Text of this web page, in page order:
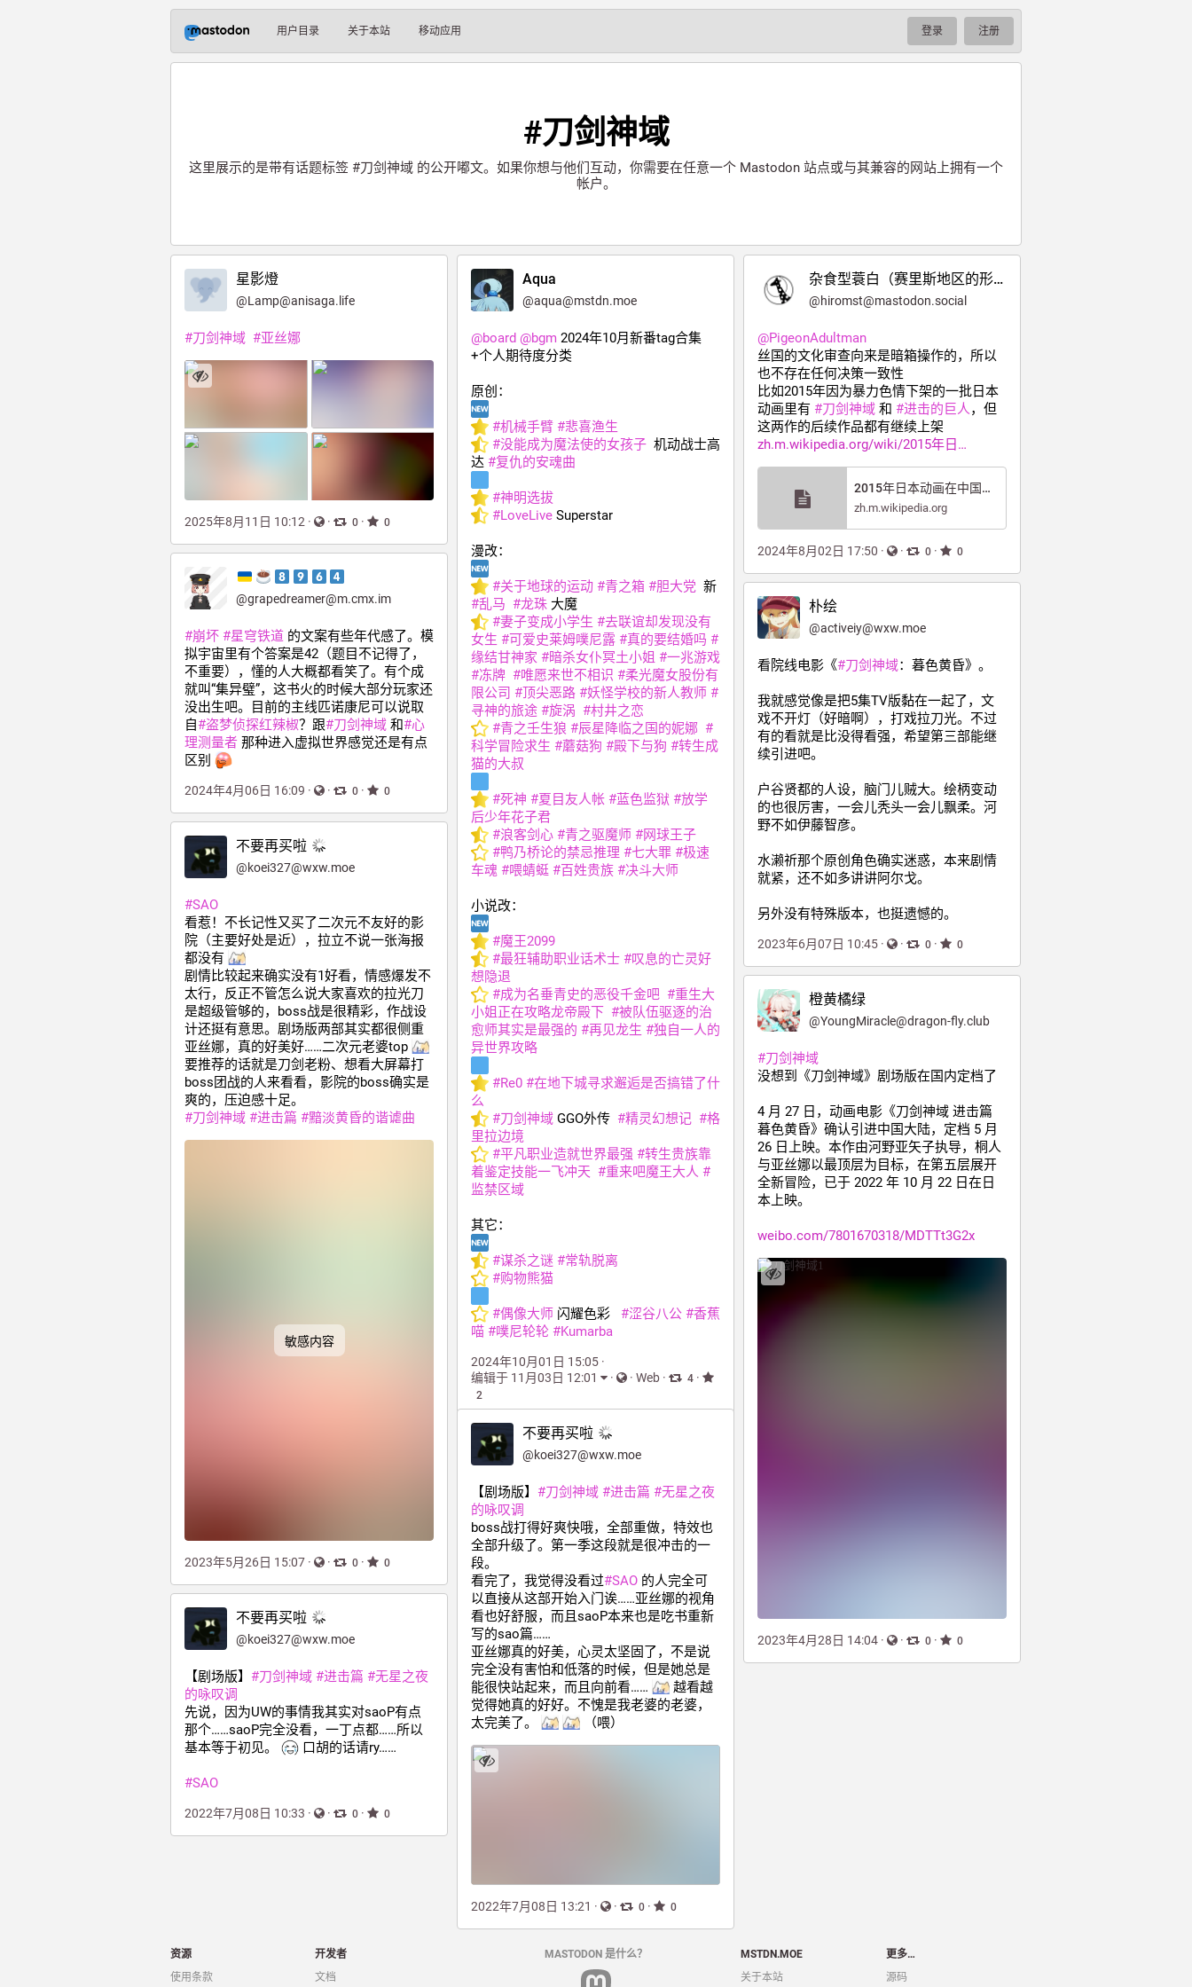
用户目录 关于本站 移动应用 登录 注册
#刀剑神域
这里展示的是带有话题标签 #刀剑神域 的公开嘟文。如果你想与他们互动，你需要在任意一个 Mastodon 站点或与其兼容的网站上拥有一个
帐户。
星影燈
@Lamp@anisaga.life
#刀剑神域 #亚丝娜
2025年8月11日 10:12 · · 0 · 0
Aqua
@aqua@mstdn.moe
@board @bgm 2024年10月新番tag合集
+个人期待度分类
原创：
#机械手臂 #悲喜渔生
#没能成为魔法使的女孩子
  机动战士高
达 #复仇的安魂曲
#神明选拔
#LoveLive Superstar
漫改：
#关于地球的运动 #青之箱 #胆大党
#乱马 #龙珠 大魔
#妻子变成小学生 #去联谊却发现没有
女生 #可爱史莱姆噗尼露 #真的要结婚吗 #
缘结甘神家 #暗杀女仆冥土小姐 #一兆游戏
#冻牌 #唯愿来世不相识 #柔光魔女股份有
限公司 #顶尖恶路 #妖怪学校的新人教师 #
寻神的旅途 #旋涡 #村井之恋
#青之壬生狼 #辰星降临之国的妮娜 #
科学冒险求生 #蘑菇狗 #殿下与狗 #转生成
猫的大叔
#死神 #夏目友人帐 #蓝色监狱 #放学
后少年花子君
#浪客剑心 #青之驱魔师 #网球王子
#鸭乃桥论的禁忌推理 #七大罪 #极速
车魂 #喂蜻蜓 #百姓贵族 #决斗大师
小说改：
#魔王2099
#最狂辅助职业话术士 #叹息的亡灵好
想隐退
#成为名垂青史的恶役千金吧 #重生大
小姐正在攻略龙帝殿下 #被队伍驱逐的治
愈师其实是最强的 #再见龙生 #独自一人的
异世界攻略
#Re0 #在地下城寻求邂逅是否搞错了什
么
#刀剑神域 GGO外传 #精灵幻想记 #格
里拉边境
#平凡职业造就世界最强 #转生贵族靠
着鉴定技能一飞冲天 #重来吧魔王大人 #
监禁区域
其它：
#谋杀之谜 #常轨脱离
#购物熊猫
#偶像大师 闪耀色彩 #涩谷八公 #香蕉
喵 #噗尼轮轮 #Kumarba
2024年10月01日 15:05 ·
编辑于 11月03日 12:01
· · Web · 4 ·
2
杂食型蓑白（赛里斯地区的形态）
@hiromst@mastodon.social
@PigeonAdultman
丝国的文化审查向来是暗箱操作的，所以
也不存在任何决策一致性
比如2015年因为暴力色情下架的一批日本
动画里有 #刀剑神域 和 #进击的巨人，但
这两作的后续作品都有继续上架
zh.m.wikipedia.org/wiki/2015年日
2015年日本动画在中国大陆下架事件 - 维基百科，自由的百科全书
zh.m.wikipedia.org
2024年8月02日 17:50 · · 0 · 0
@grapedreamer@m.cmx.im
#崩坏 #星穹铁道 的文案有些年代感了。模
拟宇宙里有个答案是42（题目不记得了，
不重要），懂的人大概都看笑了。有个成
就叫“集异璧”，这书火的时候大部分玩家还
没出生吧。目前的主线匹诺康尼可以说取
自#盗梦侦探红辣椒？跟#刀剑神域 和#心
理测量者 那种进入虚拟世界感觉还是有点
区别
2024年4月06日 16:09 · · 0 · 0
朴绘
@activeiy@wxw.moe
看院线电影《#刀剑神域：暮色黄昏》。
我就感觉像是把5集TV版黏在一起了，文
戏不开灯（好暗啊），打戏拉刀光。不过
有的看就是比没得看强，希望第三部能继
续引进吧。
户谷贤都的人设，脑门儿贼大。绘柄变动
的也很厉害，一会儿秃头一会儿飘柔。河
野不如伊藤智彦。
水濑祈那个原创角色确实迷惑，本来剧情
就紧，还不如多讲讲阿尔戈。
另外没有特殊版本，也挺遗憾的。
2023年6月07日 10:45 · · 0 · 0
不要再买啦
@koei327@wxw.moe
#SAO
看惹！不长记性又买了二次元不友好的影
院（主要好处是近），拉立不说一张海报
都没有
剧情比较起来确实没有1好看，情感爆发不
太行，反正不管怎么说大家喜欢的拉光刀
是超级管够的，boss战是很精彩，作战设
计还挺有意思。剧场版两部其实都很侧重
亚丝娜，真的好美好……二次元老婆top
要推荐的话就是刀剑老粉、想看大屏幕打
boss团战的人来看看，影院的boss确实是
爽的，压迫感十足。
#刀剑神域 #进击篇 #黯淡黄昏的谐谑曲
敏感内容
2023年5月26日 15:07 · · 0 · 0
橙黄橘绿
@YoungMiracle@dragon-fly.club
#刀剑神域
没想到《刀剑神域》剧场版在国内定档了
4 月 27 日，动画电影《刀剑神域 进击篇
暮色黄昏》确认引进中国大陆，定档 5 月
26 日上映。本作由河野亚矢子执导，桐人
与亚丝娜以最顶层为目标，在第五层展开
全新冒险，已于 2022 年 10 月 22 日在日
本上映。
weibo.com/7801670318/MDTTt3G2x
2023年4月28日 14:04 · · 0 · 0
不要再买啦
@koei327@wxw.moe
【剧场版】 #刀剑神域 #进击篇 #无星之夜
的咏叹调
boss战打得好爽快哦，全部重做，特效也
全部升级了。第一季这段就是很冲击的一
段。
看完了，我觉得没看过#SAO 的人完全可
以直接从这部开始入门诶……亚丝娜的视角
看也好舒服，而且saoP本来也是吃书重新
写的sao篇……
亚丝娜真的好美，心灵太坚固了，不是说
完全没有害怕和低落的时候，但是她总是
能很快站起来，而且向前看……
越看越
觉得她真的好好。不愧是我老婆的老婆，
太完美了。
（喂）
2022年7月08日 13:21 · · 0 · 0
不要再买啦
@koei327@wxw.moe
【剧场版】 #刀剑神域 #进击篇 #无星之夜
的咏叹调
先说，因为UW的事情我其实对saoP有点
那个……saoP完全没看，一丁点都……所以
基本等于初见。
口胡的话请ry……
#SAO
2022年7月08日 10:33 · · 0 · 0
资源
使用条款
开发者
文档
MASTODON 是什么？
MSTDN.MOE
关于本站
更多…
源码